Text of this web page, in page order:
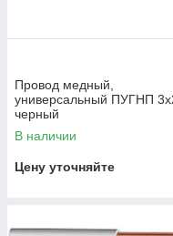
Провод медный,
универсальный ПУГНП
черный
В наличии
Цену уточняйте